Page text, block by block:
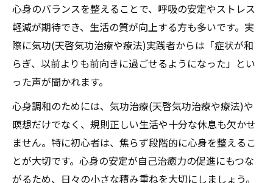
心身のバランスを整えることで、呼吸の安定やストレス
軽減が期待でき、生活の質が向上する方も多いです。実
際に気功(天啓気功治療や療法)実践者からは「症状が和
らぎ、以前よりも前向きに過ごせるようになった」とい
った声が聞かれます。
心身調和のためには、気功治療(天啓気功治療や療法)や
瞑想だけでなく、規則正しい生活や十分な休息も欠かせ
ません。特に初心者は、焦らず段階的に心身を整えるこ
とが大切です。心身の安定が自己治癒力の促進にもつな
がるため、日々の小さな積み重ねを大切にしましょう。